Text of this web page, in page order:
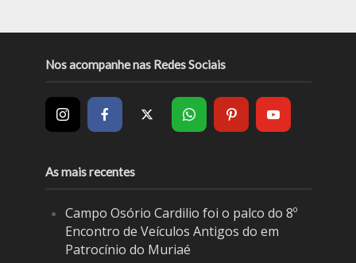
Nos acompanhe nas Redes Sociais
As mais recentes
Campo Osório Cardilio foi o palco do 8º
Encontro de Veículos Antigos do em
Patrocínio do Muriaé